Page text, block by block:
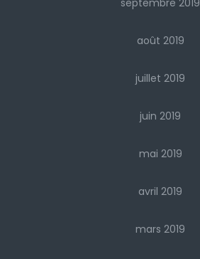
septembre 2019
août 2019
juillet 2019
juin 2019
mai 2019
avril 2019
mars 2019